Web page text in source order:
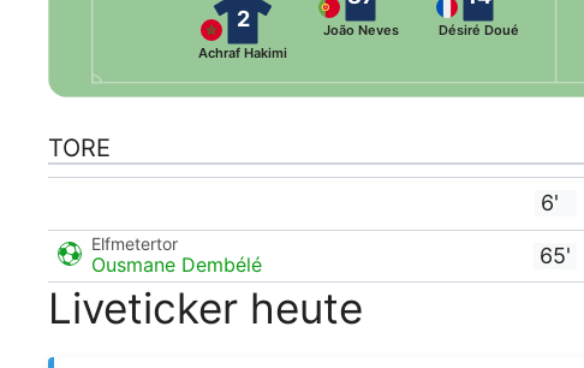
2
Achraf Hakimi
João Neves Désiré Doué
TORE
6'
Elfmetertor
Ousmane Dembélé 65'
Liveticker heute